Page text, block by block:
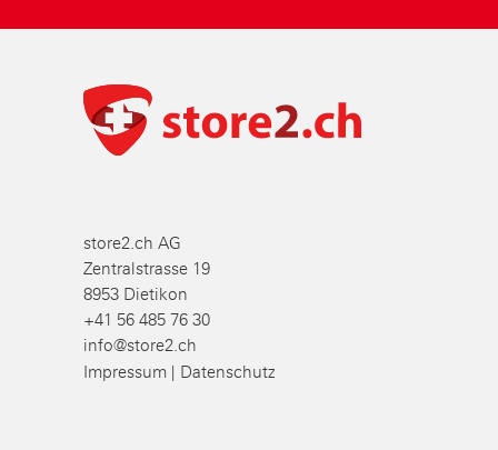
store2.ch AG
Zentralstrasse 19
8953 Dietikon
+41 56 485 76 30
info@store2.ch
Impressum
Datenschutz